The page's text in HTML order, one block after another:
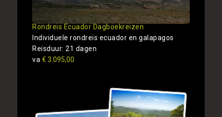
Rondreis Ecuador Dagboekreizen
Individuele rondreis ecuador en galapagos
Reisduur: 21 dagen
va € 3.095,00